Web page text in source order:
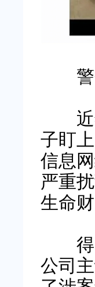
警
近
子盯
信息
严重
生命
得
公司